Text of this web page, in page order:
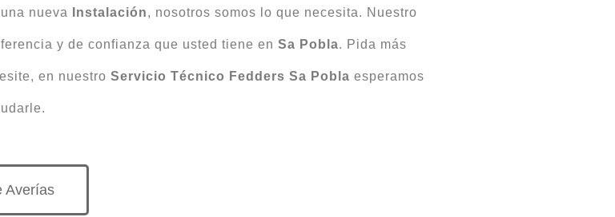
nueva Instalación, nosotros somos lo que necesita. Nuestro
y de confianza que usted tiene en Sa Pobla. Pida más
en nuestro Servicio Técnico Fedders Sa Pobla esperamos
Averías